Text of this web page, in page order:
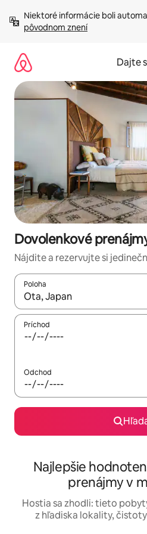
obsah.
Niektoré informácie boli
pôvodnom znení
Dajte
Dovolenkové
Nájdite a rezervujte si
Poloha
Keď budú výsledky k
Príchod
Odchod
Najlepšie
prenájmy v
Hostia sa zhodli: tieto
z hľadiska lokality,